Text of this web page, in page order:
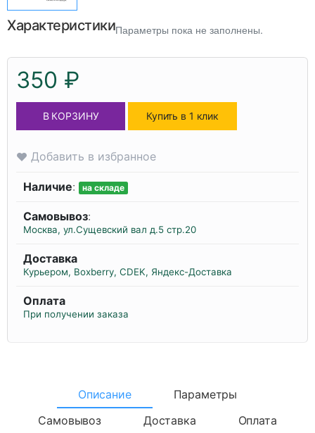
ХарактеристикиПараметры пока не заполнены.
350 ₽
В КОРЗИНУ Купить в 1 клик
Добавить в избранное
Наличие: на складе
Самовывоз:
Москва, ул.Сущевский вал д.5 стр.20
Доставка
Курьером, Boxberry, CDEK, Яндекс-Доставка
Оплата
При получении заказа
Описание
Параметры
Самовывоз
Доставка Оплата